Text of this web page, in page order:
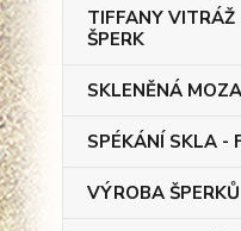
TIFFANY VITRÁŽ
ŠPERK
SKLENĚNÁ
SPÉKÁNÍ SKLA -
VÝROBA ŠPERKŮ